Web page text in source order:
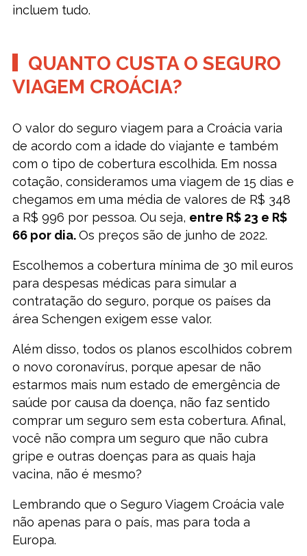
incluem tudo.
QUANTO CUSTA O SEGURO
VIAGEM CROÁCIA?
O valor do seguro viagem para a Croácia varia
de acordo com a idade do viajante e também
com o tipo de cobertura escolhida. Em nossa
cotação, consideramos uma viagem de 15 dias e
chegamos em uma média de valores de R$ 348
a R$ 996 por pessoa. Ou seja, entre R$ 23 e R$
66 por dia.Os preços são de junho de 2022.
Escolhemos a cobertura mínima de 30 mil euros
para despesas médicas para simular a
contratação do seguro, porque os países da
área Schengen exigem esse valor.
Além disso, todos os planos escolhidos cobrem
o novo coronavírus, porque apesar de não
estarmos mais num estado de emergência de
saúde por causa da doença, não faz sentido
comprar um seguro sem esta cobertura. Afinal,
você não compra um seguro que não cubra
gripe e outras doenças para as quais haja
vacina, não é mesmo?
Lembrando que o Seguro Viagem Croácia vale
não apenas para o país, mas para toda a
Europa.